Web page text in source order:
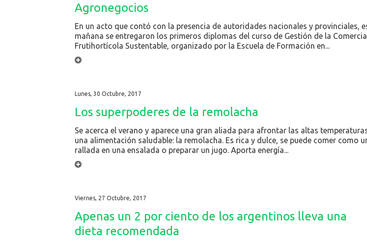
Agronegocios
En un acto que contó con la presencia de autoridades nacionales y provinciales,
mañana se entregaron los primeros diplomas del curso de Gestión de la
Frutihortícola Sustentable, organizado por la Escuela de Formación en...
Lunes, 30 Octubre, 2017
Los superpoderes de la remolacha
Se acerca el verano y aparece una gran aliada para afrontar las altas
una alimentación saludable: la remolacha. Es rica y dulce, se puede comer como
rallada en una ensalada o preparar un jugo. Aporta energía...
Viernes, 27 Octubre, 2017
Apenas un 2 por ciento de los argentinos lleva una
dieta recomendada